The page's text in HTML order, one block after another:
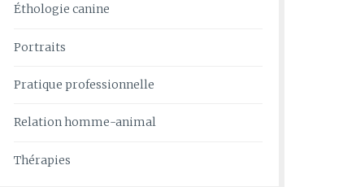
Éthologie canine
Portraits
Pratique professionnelle
Relation homme-animal
Thérapies